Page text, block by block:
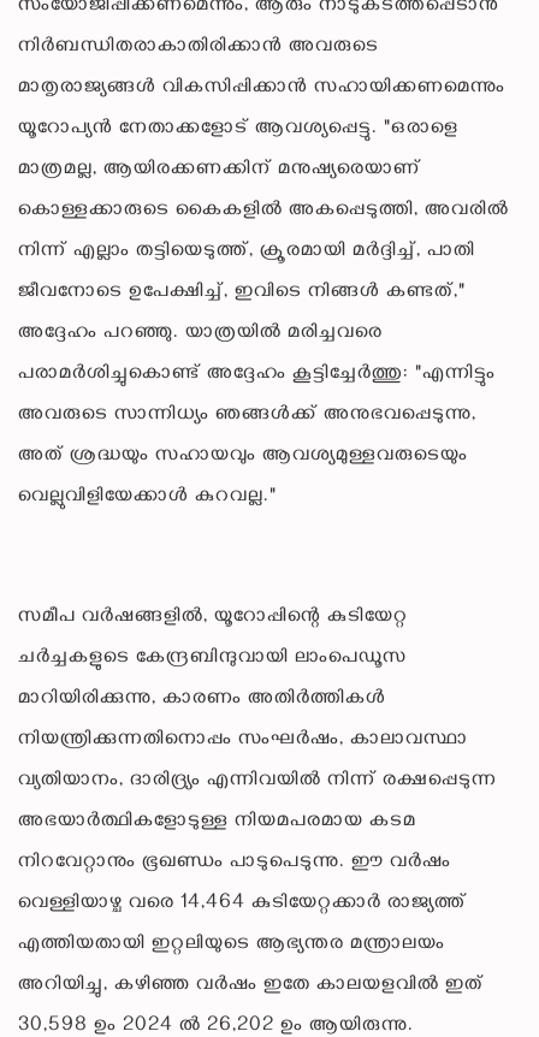
സംയോജിപ്പിക്കണമെന്നും, ആരും നാടുകടത്തപ്പെടാൻ
നിർബന്ധിതരാകാതിരിക്കാൻ അവരുടെ
മാതൃരാജ്യങ്ങൾ വികസിപ്പിക്കാൻ സഹായിക്കണമെന്നും
യൂറോപ്യൻ നേതാക്കളോട് ആവശ്യപ്പെട്ടു. "ഒരാളെ
മാത്രമല്ല, ആയിരക്കണക്കിന് മനുഷ്യരെയാണ്
കൊള്ളക്കാരുടെ കൈകളിൽ അകപ്പെടുത്തി, അവരിൽ
നിന്ന് എല്ലാം തട്ടിയെടുത്ത്, ക്രൂരമായി മർദ്ദിച്ച്, പാതി
ജീവനോടെ ഉപേക്ഷിച്ച്, ഇവിടെ നിങ്ങൾ കണ്ടത്,"
അദ്ദേഹം പറഞ്ഞു. യാത്രയിൽ മരിച്ചവരെ
പരാമർശിച്ചുകൊണ്ട് അദ്ദേഹം കൂട്ടിച്ചേർത്തു: "എന്നിട്ടും
അവരുടെ സാന്നിധ്യം ഞങ്ങൾക്ക് അനുഭവപ്പെടുന്നു,
അത് ശ്രദ്ധയും സഹായവും ആവശ്യമുള്ളവരുടെയും
വെല്ലുവിളിയേക്കാൾ കുറവല്ല."
സമീപ വർഷങ്ങളിൽ, യൂറോപ്പിന്റെ കുടിയേറ്റ
ചർച്ചകളുടെ കേന്ദ്രബിന്ദുവായി ലാംപെഡൂസ
മാറിയിരിക്കുന്നു, കാരണം അതിർത്തികൾ
നിയന്ത്രിക്കുന്നതിനൊപ്പം സംഘർഷം, കാലാവസ്ഥാ
വ്യതിയാനം, ദാരിദ്ര്യം എന്നിവയിൽ നിന്ന് രക്ഷപ്പെടുന്ന
അഭയാർത്ഥികളോടുള്ള നിയമപരമായ കടമ
നിറവേറ്റാനും ഭൂഖണ്ഡം പാടുപെടുന്നു. ഈ വർഷം
വെള്ളിയാഴ്ച വരെ 14,464 കുടിയേറ്റക്കാർ രാജ്യത്ത്
എത്തിയതായി ഇറ്റലിയുടെ ആഭ്യന്തര മന്ത്രാലയം
അറിയിച്ചു, കഴിഞ്ഞ വർഷം ഇതേ കാലയളവിൽ ഇത്
30,598 ഉം 2024 ൽ 26,202 ഉം ആയിരുന്നു.